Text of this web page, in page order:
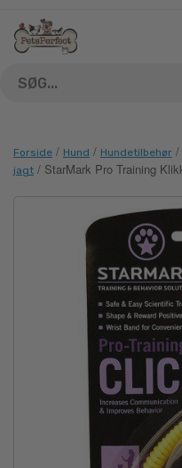
indhold
Forside / Hund / Hundetilbehør /
jagt / StarMark Pro Training